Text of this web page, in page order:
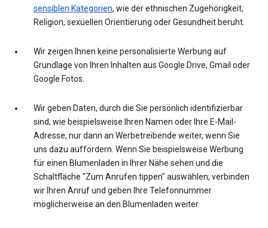
sensiblen Kategorien, wie der ethnischen Zugehörigkeit,
Religion, sexuellen Orientierung oder Gesundheit beruht.
Wir zeigen Ihnen keine personalisierte Werbung auf
Grundlage von Ihren Inhalten aus Google Drive, Gmail oder
Google Fotos.
Wir geben Daten, durch die Sie persönlich identifizierbar
sind, wie beispielsweise Ihren Namen oder Ihre E-Mail-
Adresse, nur dann an Werbetreibende weiter, wenn Sie
uns dazu auffordern. Wenn Sie beispielsweise Werbung
für einen Blumenladen in Ihrer Nähe sehen und die
Schaltfläche "Zum Anrufen tippen" auswählen, verbinden
wir Ihren Anruf und geben Ihre Telefonnummer
möglicherweise an den Blumenladen weiter.